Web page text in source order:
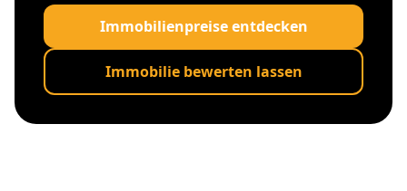
Immobilienpreise entdecken
Immobilie bewerten lassen